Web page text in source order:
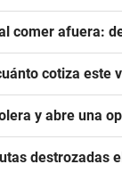
comer afuera:
cotiza este
y abre una
destrozadas